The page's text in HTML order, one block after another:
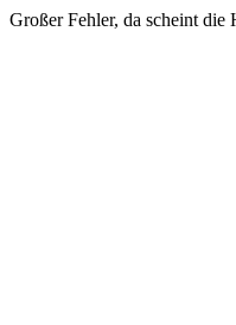
Großer Fehler, da scheint die